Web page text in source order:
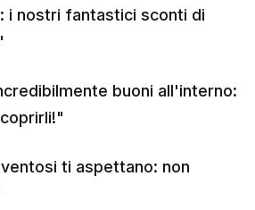
i nostri fantastici sconti di
buoni all'interno:
ti aspettano: non